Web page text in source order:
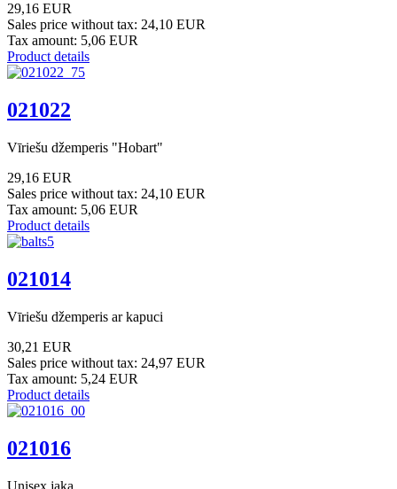
29,16 EUR
Sales price without tax: 24,10 EUR
Tax amount: 5,06 EUR
Product details
021022
Vīriešu džemperis "Hobart"
29,16 EUR
Sales price without tax: 24,10 EUR
Tax amount: 5,06 EUR
Product details
021014
Vīriešu džemperis ar kapuci
30,21 EUR
Sales price without tax: 24,97 EUR
Tax amount: 5,24 EUR
Product details
021016
Unisex jaka